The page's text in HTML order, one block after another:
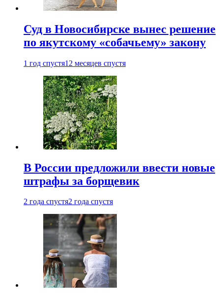
Суд в Новосибирске вынес решение
по якутскому «собачьему» закону
1 год спустя12 месяцев спустя
В России предложили ввести новые
штрафы за борщевик
2 года спустя2 года спустя